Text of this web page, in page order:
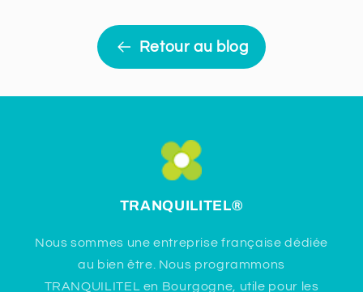
Retour au blog
TRANQUILITEL®
Nous sommes une entreprise française dédiée
au bien être. Nous programmons
TRANQUILITEL en Bourgogne, utile pour les